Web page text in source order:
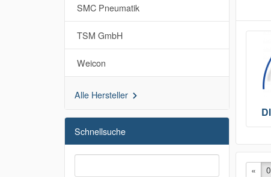
«
SMC Pneumatik
TSM GmbH
Weicon
Alle Hersteller
Schnellsuche